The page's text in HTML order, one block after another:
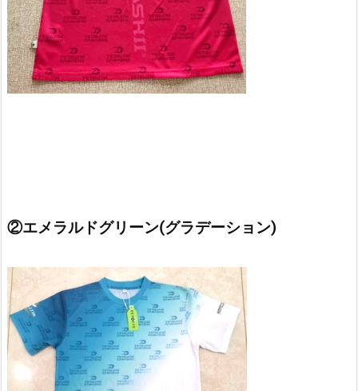
②エメラルドグリーン(グラデーション)